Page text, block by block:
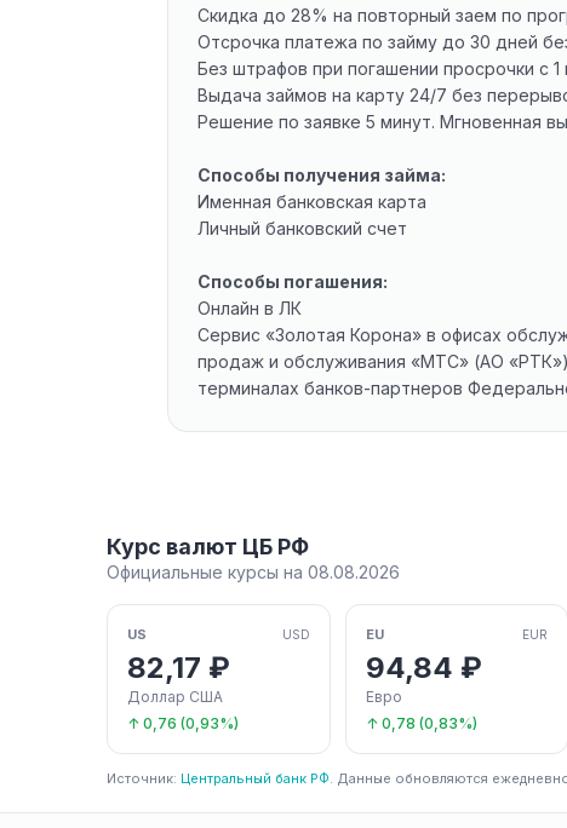
Скидка до 28% на повторный заем по
Отсрочка платежа по займу до 30 дней
Без штрафов при погашении просрочки с 1
Выдача займов на карту 24/7 без
Решение по заявке 5 минут. Мгновенная
Способы получения займа:
Именная банковская карта
Личный банковский счет
Способы погашения:
Онлайн в ЛК
Сервис «Золотая Корона» в офисах
продаж и обслуживания «МТС» (АО
терминалах банков-партнеров
Курс валют ЦБ РФ
Официальные курсы на 08.08.2026
US USD
82,17 ₽
Доллар США
↑ 0,76 (0,93%)
EU EUR
94,84 ₽
Евро
↑ 0,78 (0,83%)
Источник: Центральный банк РФ. Данные обновляются